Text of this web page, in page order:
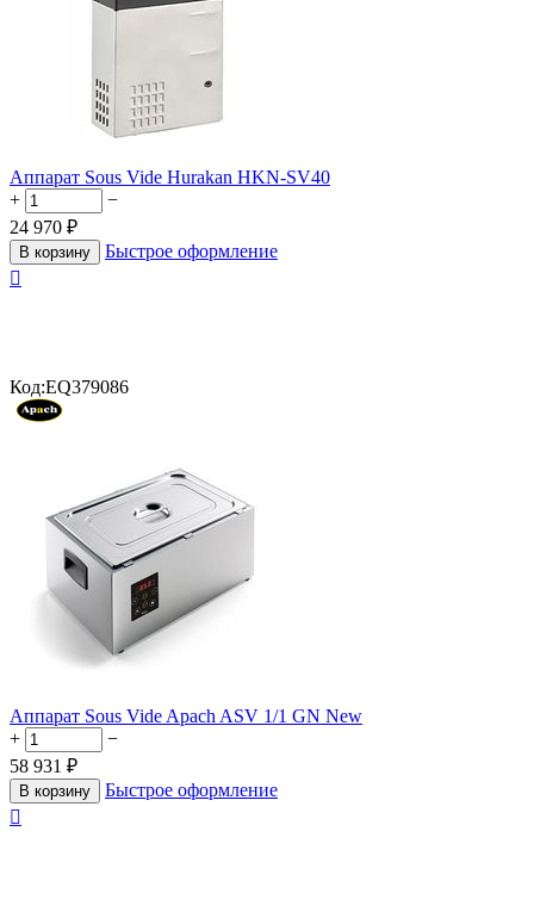
Аппарат Sous Vide Hurakan HKN-SV40
+
−
24 970 ₽
В корзину
Быстрое оформление

Код:EQ379086
Аппарат Sous Vide Apach ASV 1/1 GN New
+
−
58 931 ₽
В корзину
Быстрое оформление
